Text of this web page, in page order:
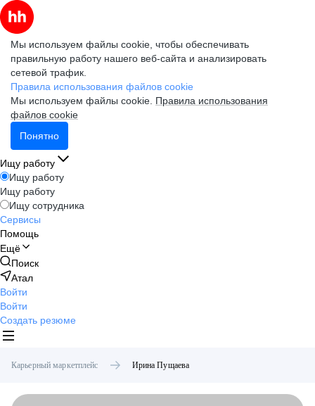
Мы используем файлы cookie, чтобы обеспечивать
правильную работу нашего веб-сайта и анализировать
сетевой трафик.
Правила использования файлов cookie
Мы используем файлы cookie. Правила использования
файлов cookie
Понятно
Ищу работу
Ищу работу
Ищу работу
Ищу сотрудника
Сервисы
Помощь
Ещё
Поиск
Атал
Войти
Войти
Создать резюме
Карьерный маркетплейс Ирина Пущаева